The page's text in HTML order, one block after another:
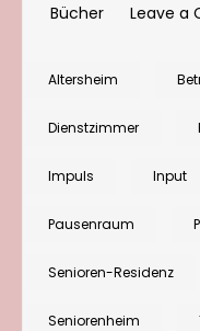
Bücher
Leave a
Altersheim
Dienstzimmer
Impuls Input
Pausenraum
Senioren-Residenz
Seniorenheim